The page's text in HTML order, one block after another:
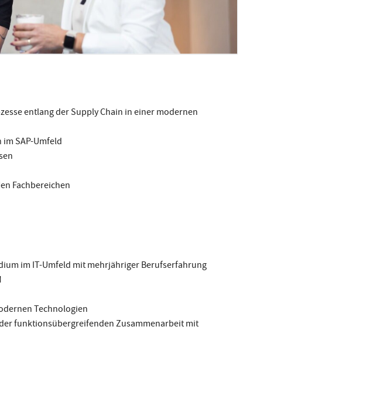
entlang der Supply Chain in einer modernen
SAP-Umfeld
Fachbereichen
im IT-Umfeld mit mehrjähriger Berufserfahrung
Technologien
funktionsübergreifenden Zusammenarbeit mit